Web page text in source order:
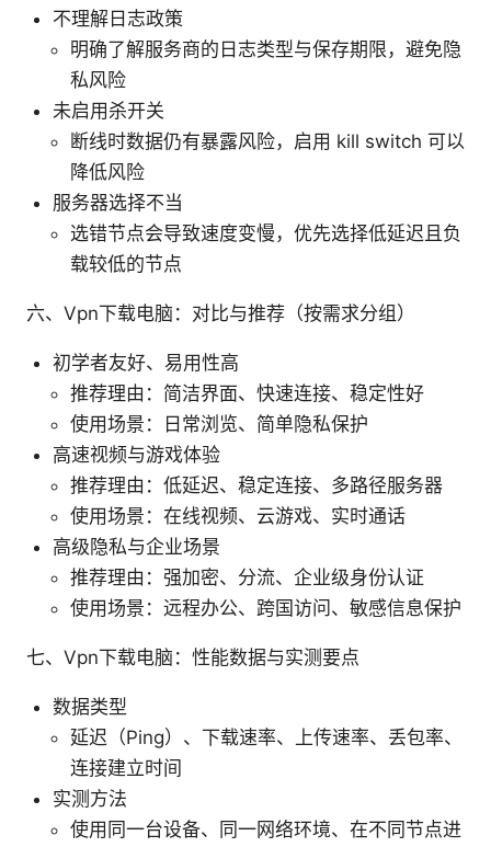
不理解日志政策
明确了解服务商的日志类型与保存期限，避免隐
私风险
未启用杀开关
断线时数据仍有暴露风险，启用 kill switch 可以
降低风险
服务器选择不当
选错节点会导致速度变慢，优先选择低延迟且负
载较低的节点
六、Vpn下载电脑：对比与推荐（按需求分组）
初学者友好、易用性高
推荐理由：简洁界面、快速连接、稳定性好
使用场景：日常浏览、简单隐私保护
高速视频与游戏体验
推荐理由：低延迟、稳定连接、多路径服务器
使用场景：在线视频、云游戏、实时通话
高级隐私与企业场景
推荐理由：强加密、分流、企业级身份认证
使用场景：远程办公、跨国访问、敏感信息保护
七、Vpn下载电脑：性能数据与实测要点
数据类型
延迟（Ping）、下载速率、上传速率、丢包率、
连接建立时间
实测方法
使用同一台设备、同一网络环境、在不同节点进